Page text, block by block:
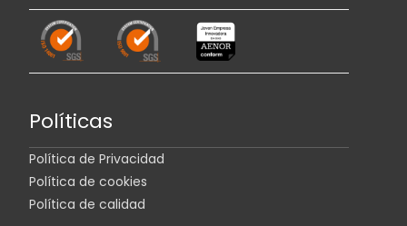
Políticas
Política de Privacidad
Política de cookies
Política de calidad